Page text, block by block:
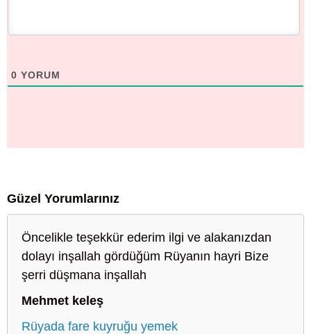
0 YORUM
Güzel Yorumlarınız
Öncelikle teşekkür ederim ilgi ve alakanızdan
dolayı inşallah gördüğüm Rüyanın hayri Bize
şerri düşmana inşallah
Mehmet keleş
Rüyada fare kuyruğu yemek